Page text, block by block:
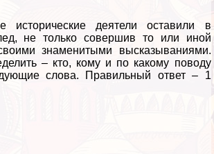
исторические деятели оставили в
не только совершив то или иной
знаменитыми высказываниями.
– кто, кому и по какому поводу
слова. Правильный ответ – 1